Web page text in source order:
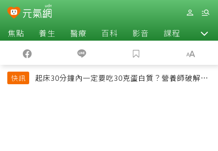
焦點 養生 醫療 百科 影音 課程 退休
快訊
起床30分鐘內一定要吃30克蛋白質？營養師破解